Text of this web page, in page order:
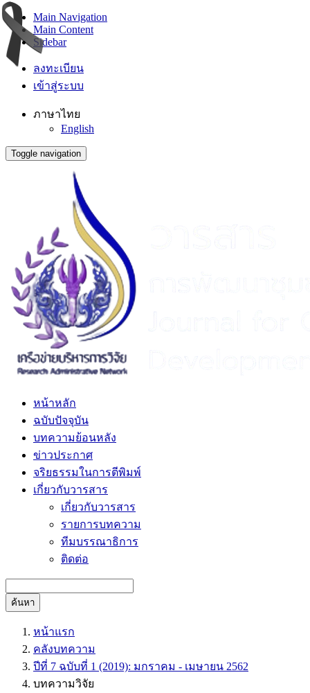
Main Navigation
Main Content
Sidebar
ลงทะเบียน
เข้าสู่ระบบ
ภาษาไทย
English
Toggle navigation
หน้าหลัก
ฉบับปัจจุบัน
บทความย้อนหลัง
ข่าวประกาศ
จริยธรรมในการตีพิมพ์
เกี่ยวกับวารสาร
เกี่ยวกับวารสาร
รายการบทความ
ทีมบรรณาธิการ
ติดต่อ
ค้นหา
หน้าแรก
คลังบทความ
ปีที่ 7 ฉบับที่ 1 (2019): มกราคม - เมษายน 2562
บทความวิจัย